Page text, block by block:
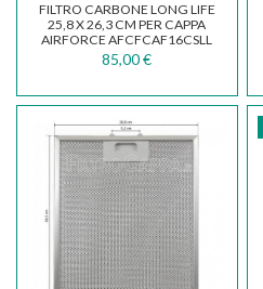
FILTRO CARBONE LONG LIFE
25,8 X 26,3 CM PER CAPPA
AIRFORCE AFCFCAF16CSLL
85,00 €